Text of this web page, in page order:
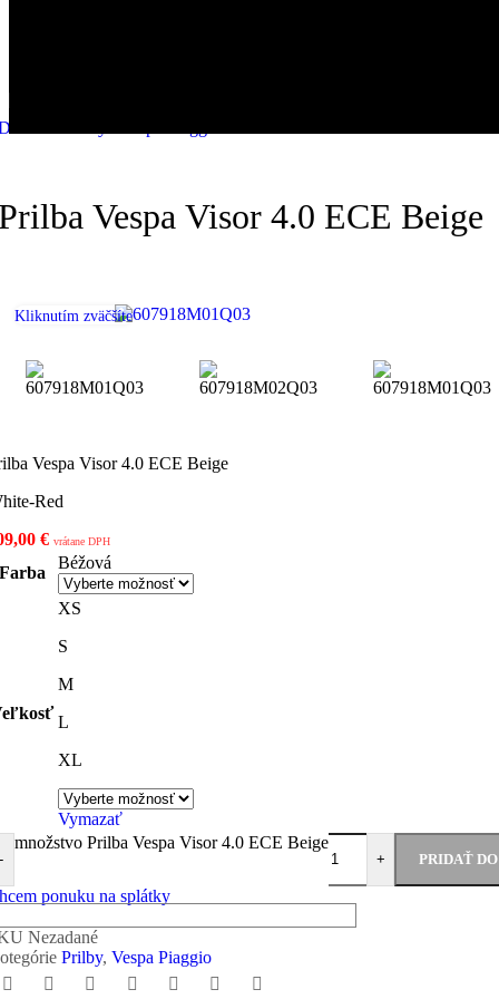
Skip to navigation
Vespa Visor 4.0 ECE Beige
Kliknutím zväčšíte
Vespa Visor 4.0 ECE Beige
Red
€ vrátane DPH
Béžová
XS
S
M
L
XL
Vymazať
množstvo Prilba Vespa Visor 4.0 ECE Beige
+ PRIDAŤ
ponuku na splátky
Nezadané
Prilby, Vespa Piaggio